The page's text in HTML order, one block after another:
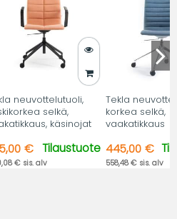
neuvottelutuoli,
selkä,
käsinojat
€
€ sis. alv
Tilaustuote
Tekla
korkea selkä,
vaakatikkaus
445,00 €
558,48 € sis. alv